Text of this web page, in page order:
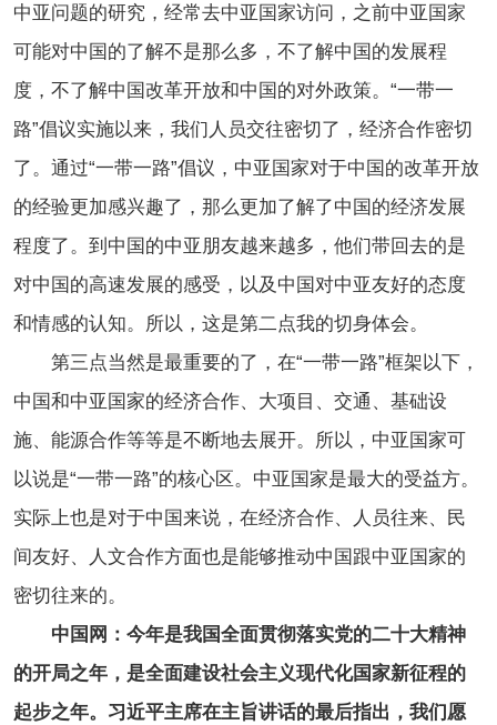
中亚问题的研究，经常去中亚国家访问，之前中亚国家
可能对中国的了解不是那么多，不了解中国的发展程
度，不了解中国改革开放和中国的对外政策。“一带一
路”倡议实施以来，我们人员交往密切了，经济合作密切
了。通过“一带一路”倡议，中亚国家对于中国的改革开放
的经验更加感兴趣了，那么更加了解了中国的经济发展
程度了。到中国的中亚朋友越来越多，他们带回去的是
对中国的高速发展的感受，以及中国对中亚友好的态度
和情感的认知。所以，这是第二点我的切身体会。
第三点当然是最重要的了，在“一带一路”框架以下，
中国和中亚国家的经济合作、大项目、交通、基础设
施、能源合作等等是不断地去展开。所以，中亚国家可
以说是“一带一路”的核心区。中亚国家是最大的受益方。
实际上也是对于中国来说，在经济合作、人员往来、民
间友好、人文合作方面也是能够推动中国跟中亚国家的
密切往来的。
中国网：今年是我国全面贯彻落实党的二十大精神
的开局之年，是全面建设社会主义现代化国家新征程的
起步之年。习近平主席在主旨讲话的最后指出，我们愿